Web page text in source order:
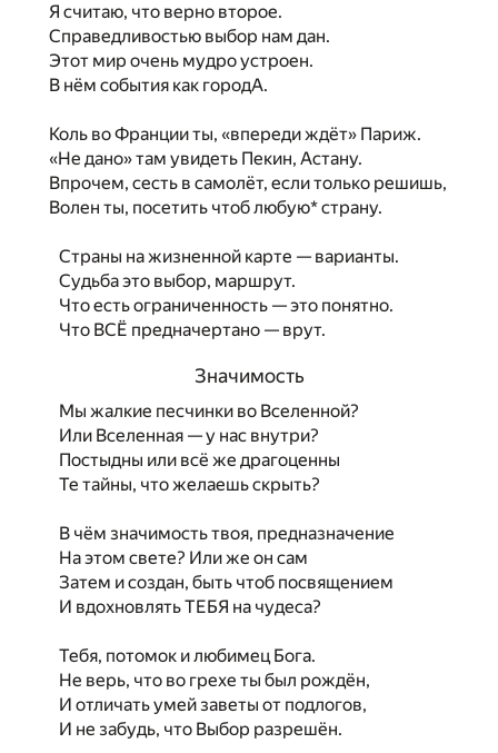
Я считаю, что верно второе.
Справедливостью выбор нам дан.
Этот мир очень мудро устроен.
В нём события как городА.
Коль во Франции ты, «впереди ждёт» Париж.
«Не дано» там увидеть Пекин, Астану.
Впрочем, сесть в самолёт, если только решишь,
Волен ты, посетить чтоб любую* страну.
Страны на жизненной карте — варианты.
Судьба это выбор, маршрут.
Что есть ограниченность — это понятно.
Что ВСЁ предначертано — врут.
Значимость
Мы жалкие песчинки во Вселенной?
Или Вселенная — у нас внутри?
Постыдны или всё же драгоценны
Те тайны, что желаешь скрыть?
В чём значимость твоя, предназначение
На этом свете? Или же он сам
Затем и создан, быть чтоб посвящением
И вдохновлять ТЕБЯ на чудеса?
Тебя, потомок и любимец Бога.
Не верь, что во грехе ты был рождён,
И отличать умей заветы от подлогов,
И не забудь, что Выбор разрешён.